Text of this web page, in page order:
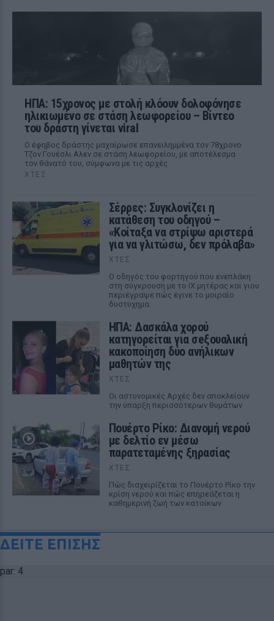
ΗΠΑ: 15χρονος με στολή κλόουν δολοφόνησε
ηλικιωμένο σε στάση λεωφορείου – Βίντεο
του δράστη γίνεται viral
Ο έφηβος δράστης μαχαίρωσε επανειλημμένα τον 78χρονο
Τζον Γουέσλι Αλεν σε στάση λεωφορείου, με αποτέλεσμα
τον θάνατό του, σύμφωνα με τις αρχές
ΧΤΕΣ
Σέρρες: Συγκλονίζει η
κατάθεση του οδηγού –
«Κοίταξα να στρίψω αριστερά
για να γλιτώσω, δεν πρόλαβα»
ΧΤΕΣ
Ο οδηγός του φορτηγού που ενεπλάκη
στη σύγκρουση με το ΙΧ μητέρας και γιου
περιέγραψε πώς έγινε το μοιραίο
δυστύχημα.
ΗΠΑ: Δασκάλα χορού
κατηγορείται για σeξουαλική
κακοποίηση δύο ανήλικων
μαθητών της
ΧΤΕΣ
Οι αστυνομικές Αρχές δεν αποκλείουν
την ύπαρξη περισσότερων θυμάτων
Πουέρτο Ρίκο: Διανομή νερού
με δελτίο εν μέσω
παρατεταμένης ξηρασίας
ΧΤΕΣ
Πώς διαχειρίζεται το Πουέρτο Ρίκο την
κρίση νερού και πώς επηρεάζεται η
καθημερινή ζωή των κατοίκων
ΔΕΙΤΕ ΕΠΙΣΗΣ
par: 4